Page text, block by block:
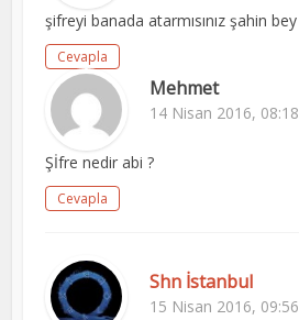
şifreyi banada atarmısınız şahin bey
Cevapla
Mehmet
14 Nisan 2016, 08:18
Şİfre nedir abi ?
Cevapla
Shn İstanbul
15 Nisan 2016, 09:56